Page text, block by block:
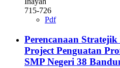
715-726
Pdf
Perencanaan
Project Penguatan
SMP Negeri 38